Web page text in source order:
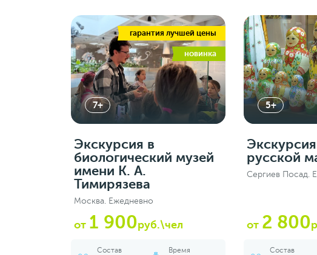
гарантия лучшей цены
новинка
7+
Экскурсия в
биологический музей
имени К. А.
Тимирязева
Москва. Ежедневно
от 1 900руб.\чел
Состав Время
5+
русской
Сергиев Посад.
от 2 800
Состав